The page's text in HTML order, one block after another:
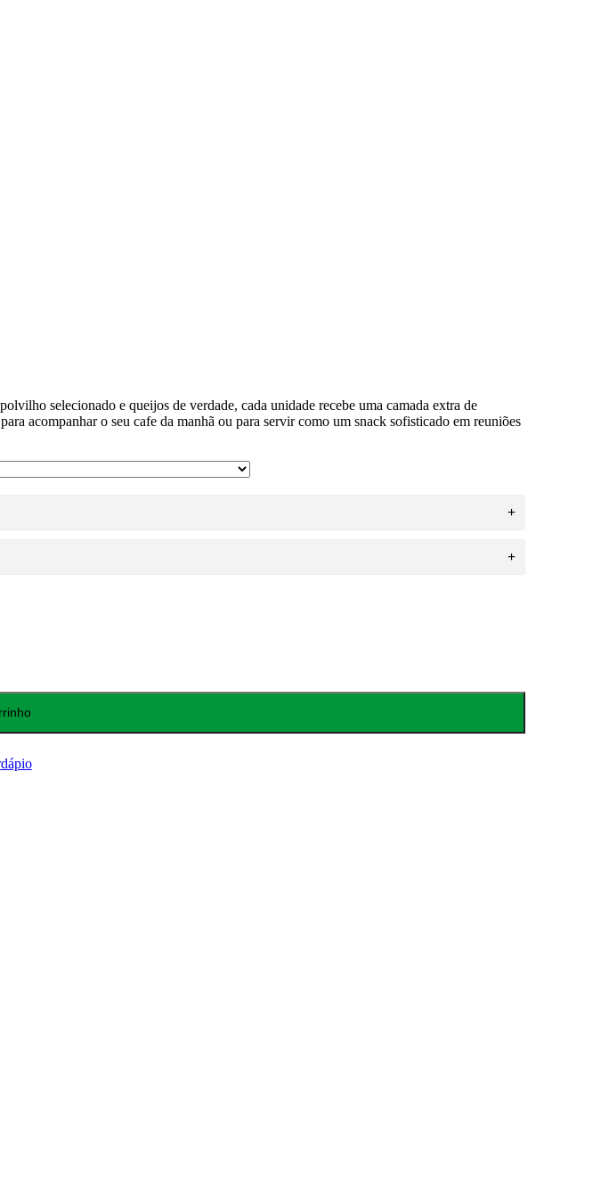
selecionado e queijos de verdade, cada unidade recebe uma camada extra de
acompanhar o seu cafe da manhã ou para servir como um snack sofisticado em reuniões